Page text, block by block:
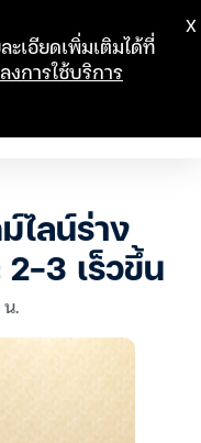
ไลน์ร่าง
3 เร็วขึ้น
.
เอียดเพิ่มเติมได้ที่
งการใช้บริการ
X